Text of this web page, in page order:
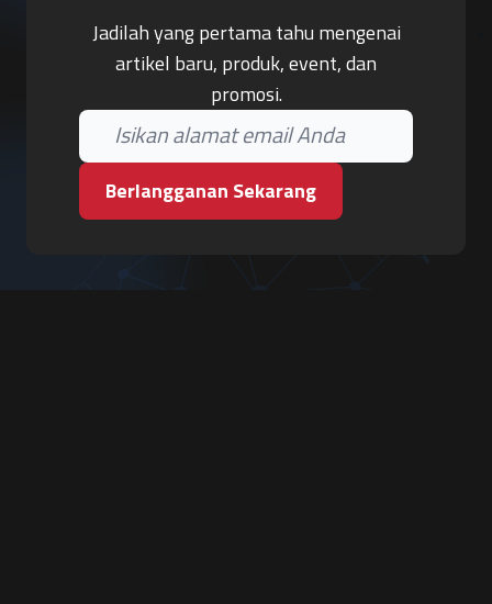
Jadilah yang pertama tahu mengenai
artikel baru, produk, event, dan
promosi.
Berlangganan Sekarang